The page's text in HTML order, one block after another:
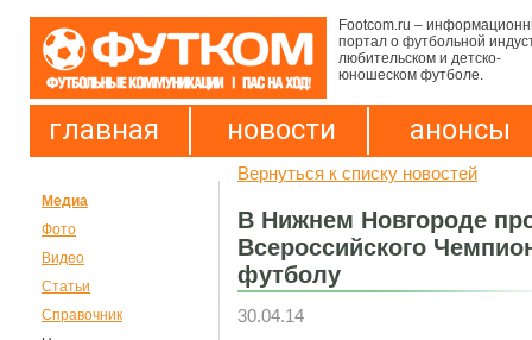
Footcom.ru –
портал о футбольной
любительском и детско-
юношеском футболе.
главная новости анонсы
Медиа
Фото
Видео
Статьи
Справочник
Вернуться к списку новостей
В Нижнем Новгороде
Всероссийского
футболу
30.04.14